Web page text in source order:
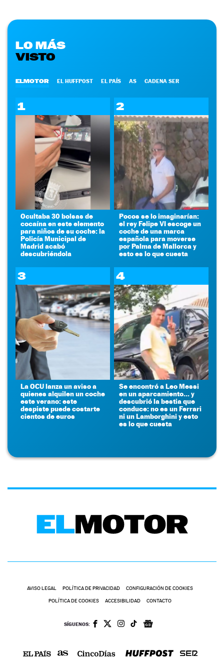
LO MÁS
VISTO
ELMOTOR EL HUFFPOST EL PAÍS AS CADENA SER
1
Ocultaba 30 bolsas de
cocaína en este elemento
para niños de su coche: la
Policía Municipal de
Madrid acabó
descubriéndola
2
Pocos se lo imaginarían:
el rey Felipe VI escoge un
coche de una marca
española para moverse
por Palma de Mallorca y
esto es lo que cuesta
3
La OCU lanza un aviso a
quienes alquilen un coche
este verano: este
despiste puede costarte
cientos de euros
4
Se encontró a Leo Messi
en un aparcamiento... y
descubrió la bestia que
conduce: no es un Ferrari
ni un Lamborghini y esto
es lo que cuesta
AVISO LEGAL POLÍTICA DE PRIVACIDAD CONFIGURACIÓN DE COOKIES
POLÍTICA DE COOKIES ACCESIBILIDAD CONTACTO
SÍGUENOS: